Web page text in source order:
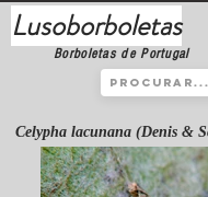
Lusoborboletas
Borboletas de Portugal
Celypha lacunana (Denis &